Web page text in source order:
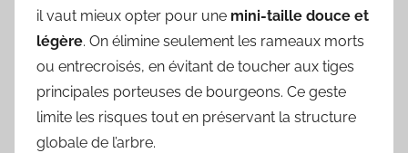
il vaut mieux opter pour une mini-taille douce et
légère. On élimine seulement les rameaux morts
ou entrecroisés, en évitant de toucher aux tiges
principales porteuses de bourgeons. Ce geste
limite les risques tout en préservant la structure
globale de l’arbre.